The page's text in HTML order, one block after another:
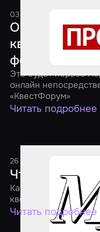
03 апреля 2021
Онлайн-форум
квест-
федеральном
Это будет первое
онлайн
«КвестФорум»
Читать подробнее
26 января 2021
Что
Как пандемия дала
квест-бизнесу –
Читать подробнее